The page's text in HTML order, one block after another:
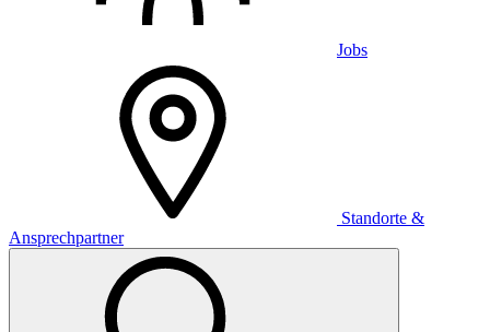
Jobs
Standorte &
Ansprechpartner